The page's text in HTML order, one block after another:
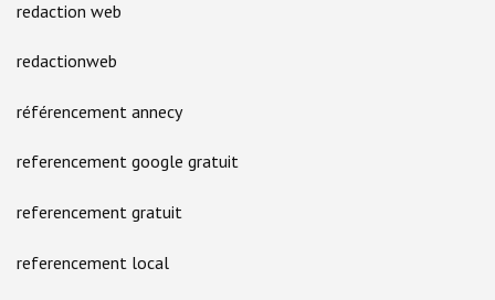
redaction web
redactionweb
référencement annecy
referencement google gratuit
referencement gratuit
referencement local